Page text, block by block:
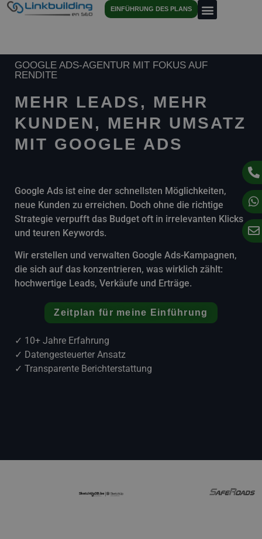
EINFÜHRUNG DES PLANS
GOOGLE ADS-AGENTUR MIT FOKUS AUF
RENDITE
MEHR LEADS, MEHR
KUNDEN, MEHR UMSATZ
MIT GOOGLE ADS
Google Ads ist eine der schnellsten Möglichkeiten,
neue Kunden zu erreichen. Doch ohne die richtige
Strategie verpufft das Budget oft in irrelevanten Klicks
und teuren Keywords.
Wir erstellen und verwalten Google Ads-Kampagnen,
die sich auf das konzentrieren, was wirklich zählt:
hochwertige Leads, Verkäufe und Erträge.
Zeitplan für meine Einführung
✓ 10+ Jahre Erfahrung
✓ Datengesteuerter Ansatz
✓ Transparente Berichterstattung